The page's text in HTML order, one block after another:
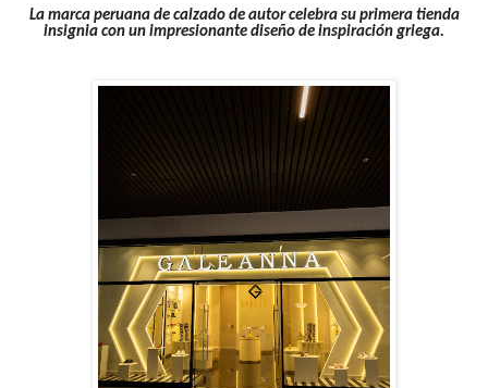
La marca peruana de calzado de autor celebra su primera tienda
insignia con un impresionante diseño de inspiración griega.